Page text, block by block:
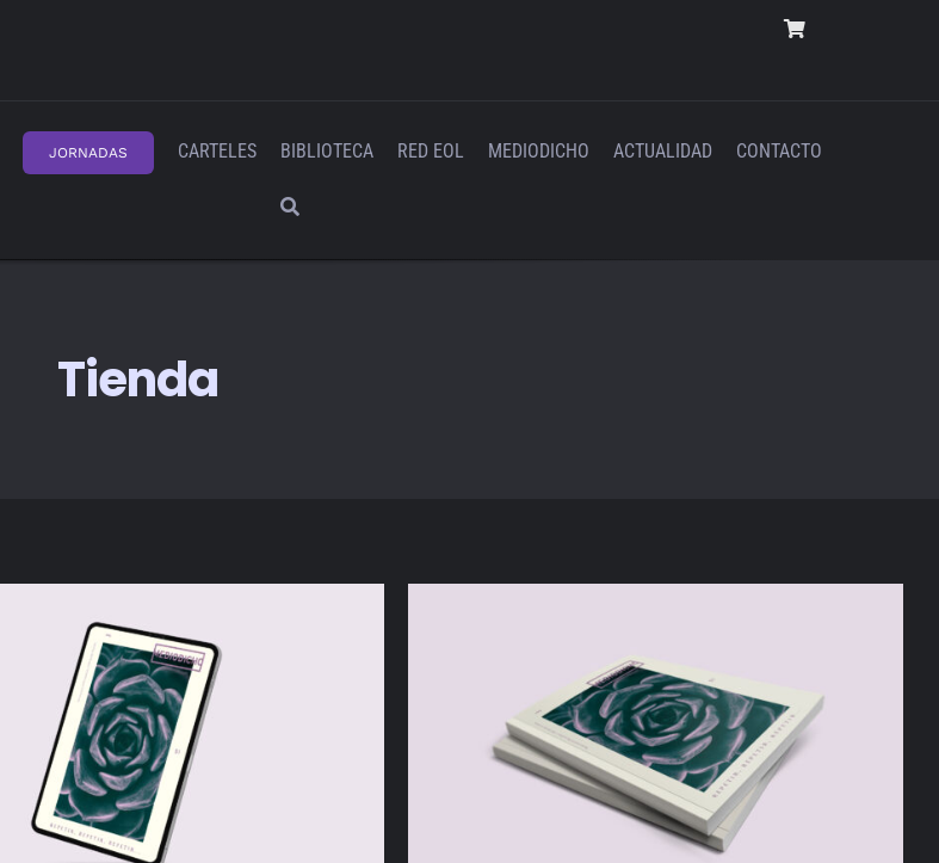
JORNADAS CARTELES BIBLIOTECA RED EOL MEDIODICHO ACTUALIDAD CONTACTO
Tienda
AÑADIR AL CARRITO / AÑADIR AL CARRITO / DETALLES